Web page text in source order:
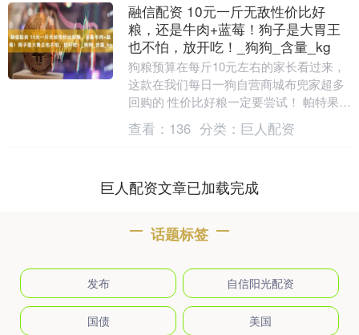
融信配资 10元一斤无敌性价比好
粮，还是牛肉+蓝莓！狗子是大胃王
也不怕，放开吃！_狗狗_含量_kg
狗粮预算在每斤10元左右的家长看过来，
这款在我们每日一狗自营商城布兜家超多
回购的 性价比好粮一定要尝试！ 帕特果蔬
系列狗粮 增肌效果明显 长壮不虚胖 👇️👇️....
查看： 136 分类： 巨人配资
巨人配资文章已加载完成
话题标签
发布 自信阳光配资
国债 美国